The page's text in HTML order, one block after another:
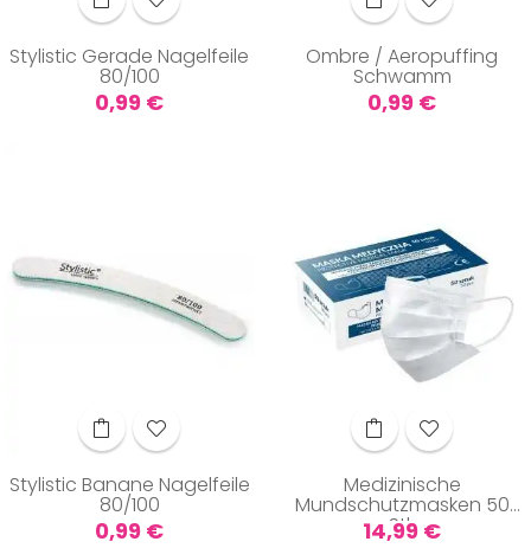
Stylistic Gerade Nagelfeile
80/100
Preis
0,99 €
Ombre / Aeropuffing
Schwamm
Preis
0,99 €
Stylistic Banane Nagelfeile
80/100
Preis
0,99 €
Medizinische
Mundschutzmasken 50
Stk
Preis
14,99 €